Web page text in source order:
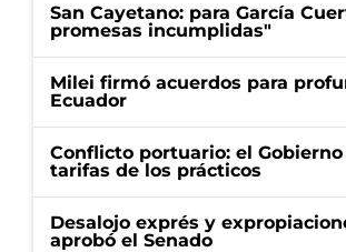
San Cayetano: para García
promesas incumplidas"
Milei firmó acuerdos para
Ecuador
Conflicto portuario: el
tarifas de los prácticos
Desalojo exprés y
aprobó el Senado